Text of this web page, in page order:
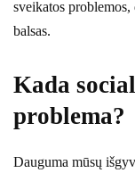
sveikatos
balsas.
Kada
problema?
Dauguma mūsų